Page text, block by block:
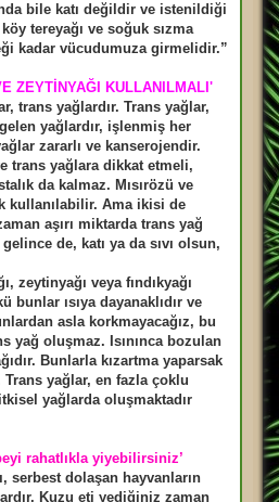
bile katı değildir ve istenildiği
tereyağı ve soğuk sızma
kadar vücudumuza girmelidir.”
ZEYTİNYAĞI KULLANILMALI'
trans yağlardır. Trans yağlar,
yağlardır, işlenmiş her
zararlı ve kanserojendir.
trans yağlara dikkat etmeli,
da kalmaz. Mısırözü ve
kullanılabilir. Ama ikisi de
zaman aşırı miktarda trans yağ
de, katı ya da sıvı olsun,
zeytinyağı veya fındıkyağı
bunlar ısıya dayanaklıdır ve
asla korkmayacağız, bu
yağ oluşmaz. Isınınca bozulan
Bunlarla kızartma yaparsak
yağlar, en fazla çoklu
yağlarda oluşmaktadır
rahatlıkla yiyebilirsiniz’
serbest dolaşan hayvanların
Kuzu eti yediğiniz zaman